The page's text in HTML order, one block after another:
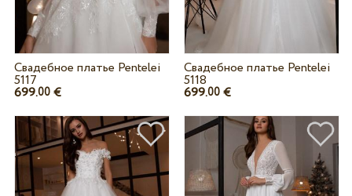
Свадебное платье Pentelei
5117
699.00€
Свадебное платье Pentelei
5118
699.00 €